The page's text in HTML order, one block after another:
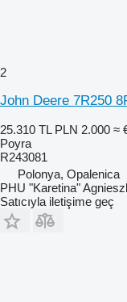
2
John Deere 7R250
25.310 TL PLN 2.000 ≈
Poyra
R243081
Polonya, Opalenica
PHU "Karetina"
Satıcıyla iletişime geç